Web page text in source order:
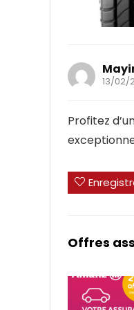
13/02/
Profitez
Offres
339.99